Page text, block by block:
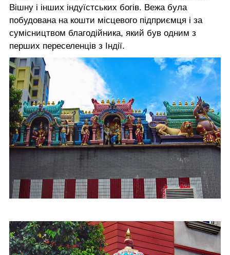
Вішну і інших індуїстських богів. Вежа була
побудована на кошти місцевого підприємця і за
сумісництвом благодійника, який був одним з
перших переселенців з Індії.